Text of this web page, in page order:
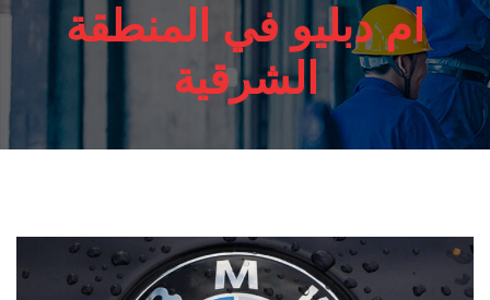
ام دبليو في المنطقة
الشرقية